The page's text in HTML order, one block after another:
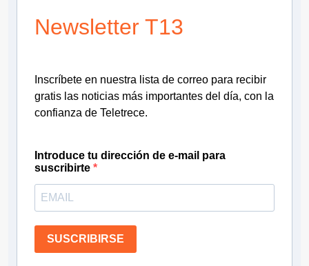
Newsletter T13
Inscríbete en nuestra lista de correo para recibir
gratis las noticias más importantes del día, con la
confianza de Teletrece.
Introduce tu dirección de e-mail para
suscribirte
SUSCRIBIRSE